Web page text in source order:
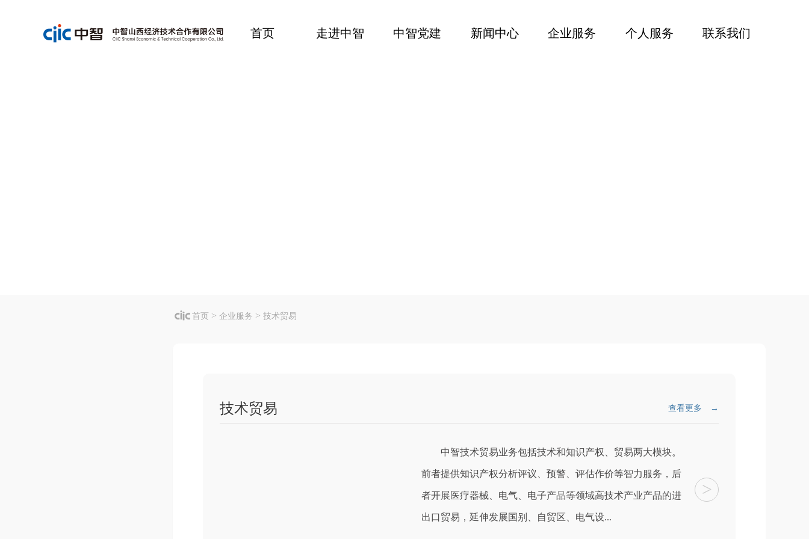
首页 走进中智 中智党建 新闻中心 企业服务 个人服务 联系我们
首页 > 企业服务 >技术贸易
技术贸易 查看更多 →
>
中智技术贸易业务包括技术和知识产权、贸易两大模块。
前者提供知识产权分析评议、预警、评估作价等智力服务，后
者开展医疗器械、电气、电子产品等领域高技术产业产品的进
出口贸易，延伸发展国别、自贸区、电气设...